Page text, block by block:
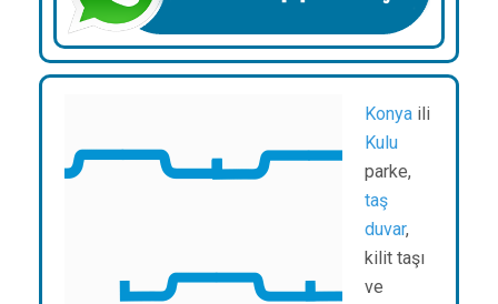
Konya ili
Kulu
parke,
taş
duvar,
kilit taşı
ve